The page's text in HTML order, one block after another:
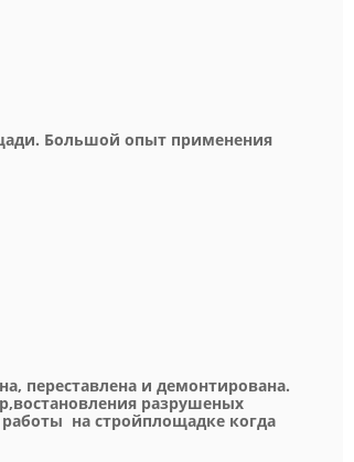
Большой опыт применения
переставлена и демонтирована.
разрушеных
на стройплощадке когда